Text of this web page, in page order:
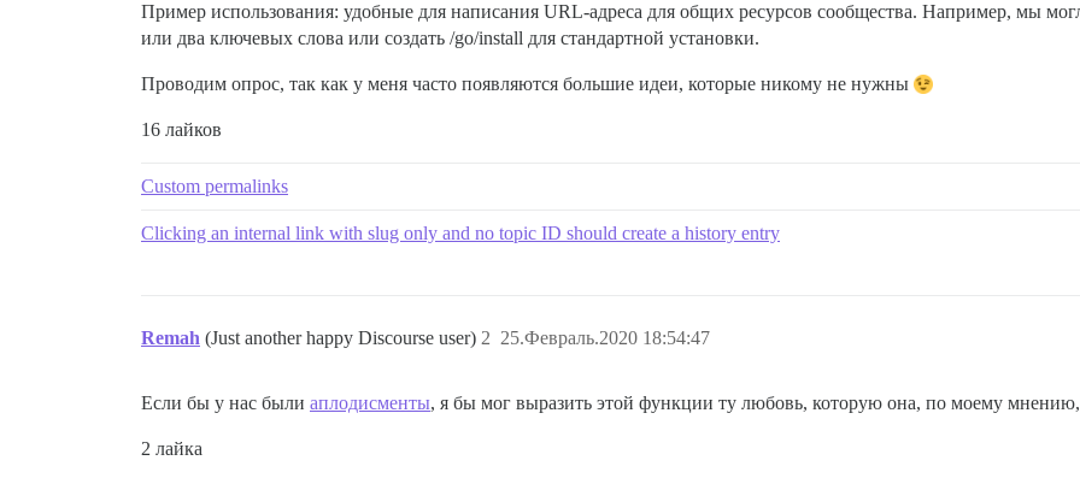
Пример использования: удобные для написания URL-адреса для общих ресурсов сообщества. Например, мы
или два ключевых слова или создать /go/install для стандартной установки.
Проводим опрос, так как у меня часто появляются большие идеи, которые никому не нужны
16 лайков
Custom permalinks
Clicking an internal link with slug only and no topic ID should create a history entry
Remah (Just another happy Discourse user) 25.Февраль.2020 18:54:47
2
Если бы у нас были аплодисменты, я бы мог выразить этой функции ту любовь, которую она, по моему мнению,
2 лайка